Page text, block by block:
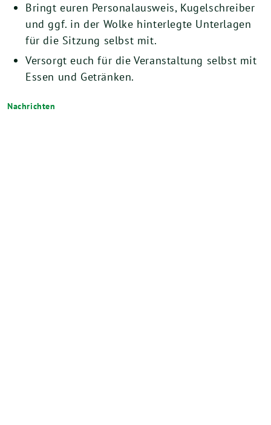
Bringt euren Personalausweis, Kugelschreiber
und ggf. in der Wolke hinterlegte Unterlagen
für die Sitzung selbst mit.
Versorgt euch für die Veranstaltung selbst mit
Essen und Getränken.
Nachrichten